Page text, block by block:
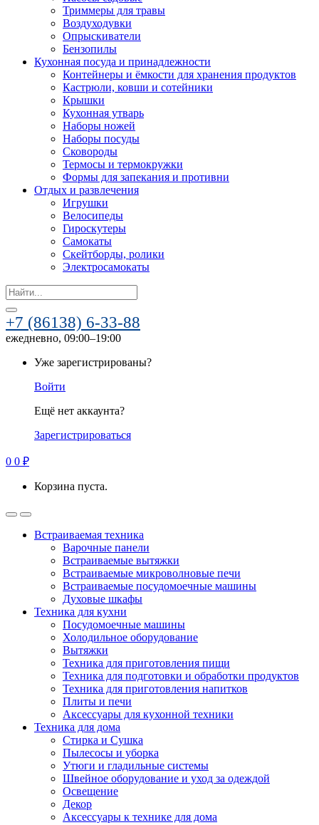
Триммеры для травы
Воздуходувки
Опрыскиватели
Бензопилы
Кухонная посуда и принадлежности
Контейнеры и ёмкости для хранения продуктов
Кастрюли, ковши и сотейники
Крышки
Кухонная утварь
Наборы ножей
Наборы посуды
Сковороды
Термосы и термокружки
Формы для запекания и противни
Отдых и развлечения
Игрушки
Велосипеды
Гироскутеры
Самокаты
Скейтборды, ролики
Электросамокаты
Search
for:
+7 (86138) 6-33-88
ежедневно, 09:00–19:00
Уже зарегистрированы?
Войти
Ещё нет аккаунта?
Зарегистрироваться
0 0 ₽
Корзина пуста.
Встраиваемая техника
Варочные панели
Встраиваемые вытяжки
Встраиваемые микроволновые печи
Встраиваемые посудомоечные машины
Духовые шкафы
Техника для кухни
Посудомоечные машины
Холодильное оборудование
Вытяжки
Техника для приготовления пищи
Техника для подготовки и обработки продуктов
Техника для приготовления напитков
Плиты и печи
Аксессуары для кухонной техники
Техника для дома
Стирка и Сушка
Пылесосы и уборка
Утюги и гладильные системы
Швейное оборудование и уход за одеждой
Освещение
Декор
Аксессуары к технике для дома